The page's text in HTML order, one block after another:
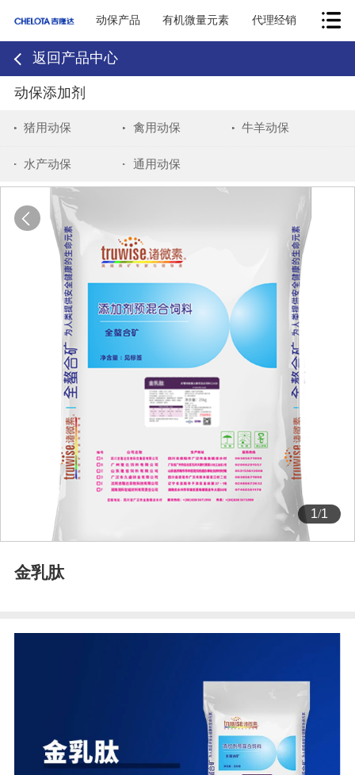
动保产品 有机微量元素 代理经销
返回产品中心
动保添加剂
猪用动保 禽用动保 牛羊动保
水产动保 通用动保
1/1
金乳肽